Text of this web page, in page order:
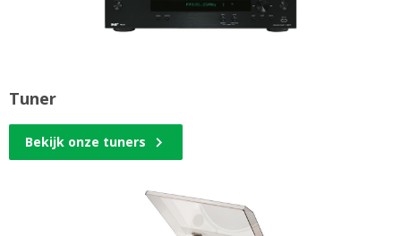
Tuner
Bekijk onze tuners